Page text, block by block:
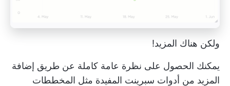
ولكن هناك المزيد!
يمكنك الحصول على نظرة عامة كاملة عن طريق إضافة
المزيد من أدوات سبرينت المفيدة مثل المخططات